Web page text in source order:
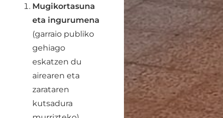
Mugikortasuna
eta ingurumena
(garraio publiko
gehiago
eskatzen du
airearen eta
zarataren
kutsadura